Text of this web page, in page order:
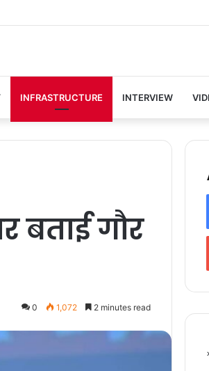
INFRASTRUCTURE INTERVIEW
बताई गौर
0 1,072 2 minutes read